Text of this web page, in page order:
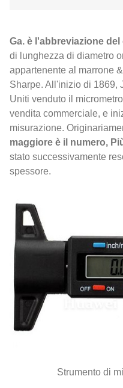
Ga. è l'abbreviazione del
di lunghezza di diametro
appartenente al marrone
Sharpe. All'inizio di 1869,
Uniti venduto il
vendita commerciale, e
misurazione.
maggiore è il numero,
stato successivamente
spessore.
Strumento di